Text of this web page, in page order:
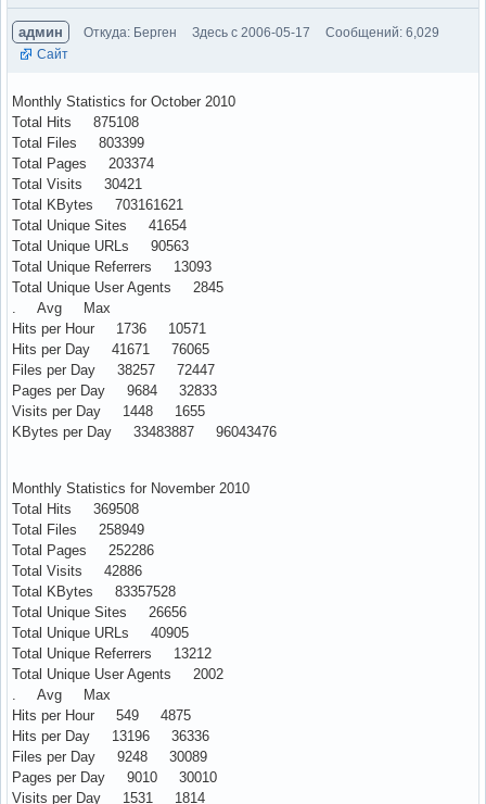
админ Откуда: Берген Здесь с 2006-05-17
Сообщений: 6,029
Сайт
Monthly Statistics for October 2010
Total Hits 875108
Total Files 803399
Total Pages 203374
Total Visits 30421
Total KBytes 703161621
Total Unique Sites 41654
Total Unique URLs 90563
Total Unique Referrers 13093
Total Unique User Agents 2845
. Avg Max
Hits per Hour 1736 10571
Hits per Day 41671 76065
Files per Day 38257 72447
Pages per Day 9684 32833
Visits per Day 1448 1655
KBytes per Day 33483887 96043476
Monthly Statistics for November 2010
Total Hits 369508
Total Files 258949
Total Pages 252286
Total Visits 42886
Total KBytes 83357528
Total Unique Sites 26656
Total Unique URLs 40905
Total Unique Referrers 13212
Total Unique User Agents 2002
. Avg Max
Hits per Hour 549 4875
Hits per Day 13196 36336
Files per Day 9248 30089
Pages per Day 9010 30010
Visits per Day 1531 1814